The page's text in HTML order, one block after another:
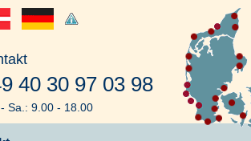
40 30 97 03 98
Sa.: 9.00 - 18.00